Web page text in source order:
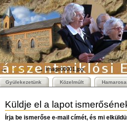
→Faragó kör →Image00001.jpg
Gyülekezetünk Közelmúlt
Küldje el a lapot
Írja be ismerőse e-mail címét, és mi